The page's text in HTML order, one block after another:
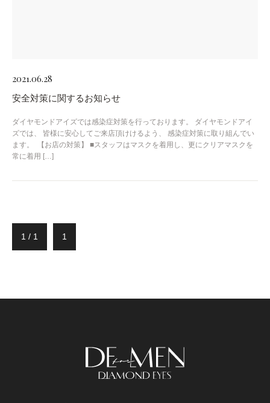
2021.06.28
安全対策に関するお知らせ
ダイヤモンドアイズでは感染症対策を行っております。 ダイヤモンドアイ
ズでは、 皆様に安心してご来店頂けけるよう、 感染症対策に取り組んでい
ます。 ​ 【お店の対策】 ■スタッフはマスクを着用し、更にクリアマスクを
常に着用 […]
1 / 1 1